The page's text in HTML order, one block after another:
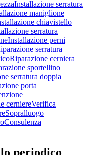
Installazione serratura
maniglione
chiavistello
serratura
Installazione perni
serratura
Riparazione cerniera
sportellino
serratura doppia
porta
cerniereVerifica
Sopralluogo
Consulenza